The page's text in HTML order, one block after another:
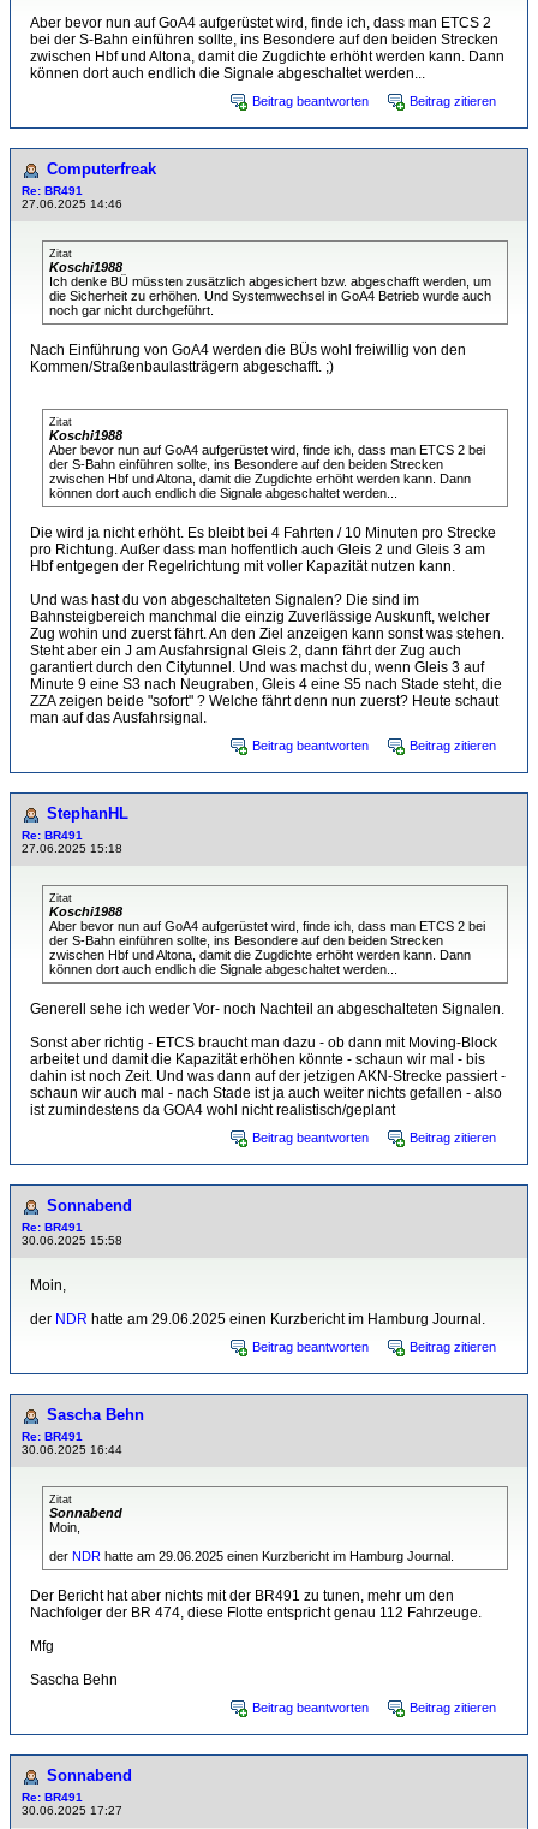
Aber bevor nun auf GoA4 aufgerüstet wird, finde ich, dass man ETCS 2
bei der S-Bahn einführen sollte, ins Besondere auf den beiden Strecken
zwischen Hbf und Altona, damit die Zugdichte erhöht werden kann. Dann
können dort auch endlich die Signale abgeschaltet werden...
Beitrag beantworten Beitrag zitieren
Computerfreak
Re: BR491
27.06.2025 14:46
Zitat
Koschi1988
Ich denke BÜ müssten zusätzlich abgesichert bzw. abgeschafft werden, um
die Sicherheit zu erhöhen. Und Systemwechsel in GoA4 Betrieb wurde auch
noch gar nicht durchgeführt.
Nach Einführung von GoA4 werden die BÜs wohl freiwillig von den
Kommen/Straßenbaulastträgern abgeschafft. ;)
Zitat
Koschi1988
Aber bevor nun auf GoA4 aufgerüstet wird, finde ich, dass man ETCS 2 bei
der S-Bahn einführen sollte, ins Besondere auf den beiden Strecken
zwischen Hbf und Altona, damit die Zugdichte erhöht werden kann. Dann
können dort auch endlich die Signale abgeschaltet werden...
Die wird ja nicht erhöht. Es bleibt bei 4 Fahrten / 10 Minuten pro Strecke
pro Richtung. Außer dass man hoffentlich auch Gleis 2 und Gleis 3 am
Hbf entgegen der Regelrichtung mit voller Kapazität nutzen kann.
Und was hast du von abgeschalteten Signalen? Die sind im
Bahnsteigbereich manchmal die einzig Zuverlässige Auskunft, welcher
Zug wohin und zuerst fährt. An den Ziel anzeigen kann sonst was stehen.
Steht aber ein J am Ausfahrsignal Gleis 2, dann fährt der Zug auch
garantiert durch den Citytunnel. Und was machst du, wenn Gleis 3 auf
Minute 9 eine S3 nach Neugraben, Gleis 4 eine S5 nach Stade steht, die
ZZA zeigen beide "sofort" ? Welche fährt denn nun zuerst? Heute schaut
man auf das Ausfahrsignal.
Beitrag beantworten Beitrag zitieren
StephanHL
Re: BR491
27.06.2025 15:18
Zitat
Koschi1988
Aber bevor nun auf GoA4 aufgerüstet wird, finde ich, dass man ETCS 2 bei
der S-Bahn einführen sollte, ins Besondere auf den beiden Strecken
zwischen Hbf und Altona, damit die Zugdichte erhöht werden kann. Dann
können dort auch endlich die Signale abgeschaltet werden...
Generell sehe ich weder Vor- noch Nachteil an abgeschalteten Signalen.
Sonst aber richtig - ETCS braucht man dazu - ob dann mit Moving-Block
arbeitet und damit die Kapazität erhöhen könnte - schaun wir mal - bis
dahin ist noch Zeit. Und was dann auf der jetzigen AKN-Strecke passiert -
schaun wir auch mal - nach Stade ist ja auch weiter nichts gefallen - also
ist zumindestens da GOA4 wohl nicht realistisch/geplant
Beitrag beantworten Beitrag zitieren
Sonnabend
Re: BR491
30.06.2025 15:58
Moin,
der NDR hatte am 29.06.2025 einen Kurzbericht im Hamburg Journal.
Beitrag beantworten Beitrag zitieren
Sascha Behn
Re: BR491
30.06.2025 16:44
Zitat
Sonnabend
Moin,
der NDR hatte am 29.06.2025 einen Kurzbericht im Hamburg Journal.
Der Bericht hat aber nichts mit der BR491 zu tunen, mehr um den
Nachfolger der BR 474, diese Flotte entspricht genau 112 Fahrzeuge.
Mfg
Sascha Behn
Beitrag beantworten Beitrag zitieren
Sonnabend
Re: BR491
30.06.2025 17:27